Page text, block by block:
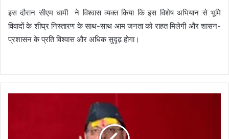
इस दौरान सीएम धामी ने विश्वास व्यक्त किया कि इस विशेष अभियान से भूमि
विवादों के शीघ्र निस्तारण के साथ-साथ आम जनता को राहत मिलेगी और शासन-
प्रशासन के प्रति विश्वास और अधिक सुदृढ़ होगा।